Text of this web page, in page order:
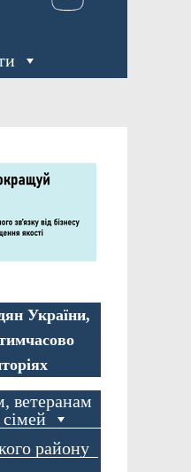
України,
ветеранам
району